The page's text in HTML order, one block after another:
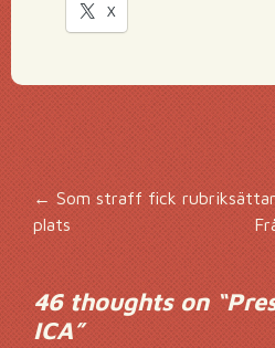
X
← Som straff fick
plats
46 thoughts on “
ICA”